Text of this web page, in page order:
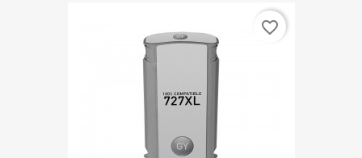
favorite_border